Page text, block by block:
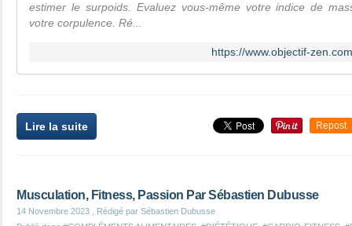
estimer le surpoids. Evaluez vous-même votre indice de
votre corpulence. Ré...
https://www.objectif-
Lire la suite Repost
Musculation, Fitness, Passion Par Sébastien Dubusse
14 Novembre 2023 , Rédigé par Sébastien Dubusse